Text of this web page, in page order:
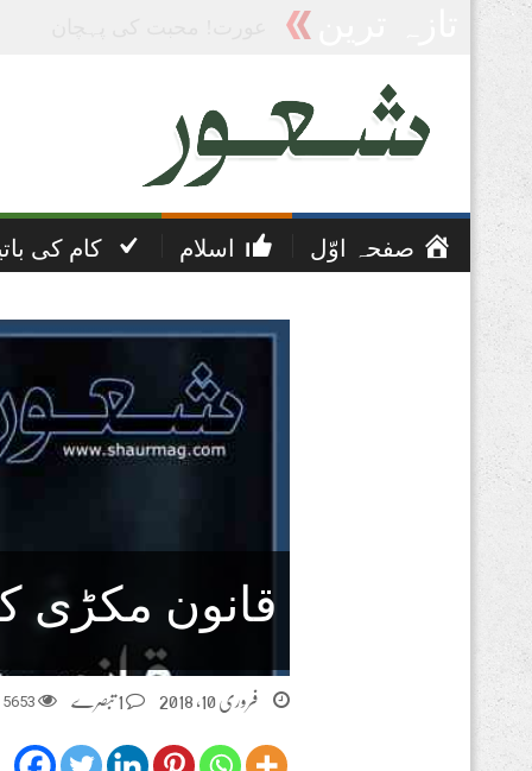
صفحہ اوّل اسلام کام کی
قانون مکڑی
فروری 10, 2018 5653